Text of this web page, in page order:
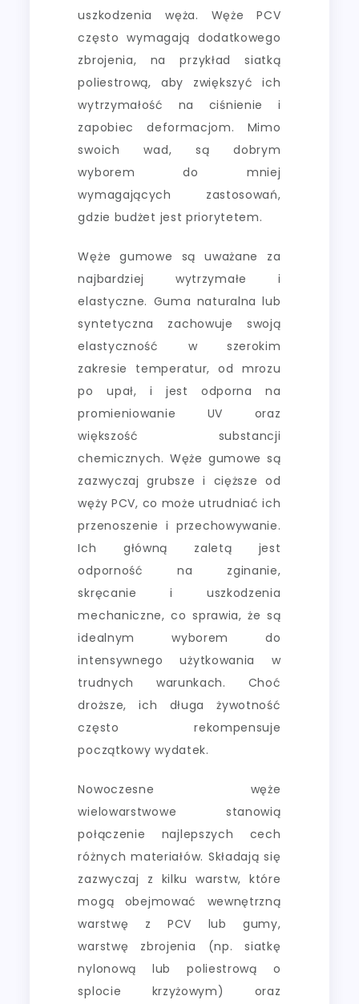
uszkodzenia węża. Węże PCV
często wymagają dodatkowego
zbrojenia, na przykład siatką
poliestrową, aby zwiększyć ich
wytrzymałość na ciśnienie i
zapobiec deformacjom. Mimo
swoich wad, są dobrym
wyborem do mniej
wymagających zastosowań,
gdzie budżet jest priorytetem.
Węże gumowe są uważane za
najbardziej wytrzymałe i
elastyczne. Guma naturalna lub
syntetyczna zachowuje swoją
elastyczność w szerokim
zakresie temperatur, od mrozu
po upał, i jest odporna na
promieniowanie UV oraz
większość substancji
chemicznych. Węże gumowe są
zazwyczaj grubsze i cięższe od
węży PCV, co może utrudniać ich
przenoszenie i przechowywanie.
Ich główną zaletą jest
odporność na zginanie,
skręcanie i uszkodzenia
mechaniczne, co sprawia, że są
idealnym wyborem do
intensywnego użytkowania w
trudnych warunkach. Choć
droższe, ich długa żywotność
często rekompensuje
początkowy wydatek.
Nowoczesne węże
wielowarstwowe stanowią
połączenie najlepszych cech
różnych materiałów. Składają się
zazwyczaj z kilku warstw, które
mogą obejmować wewnętrzną
warstwę z PCV lub gumy,
warstwę zbrojenia (np. siatkę
nylonową lub poliestrową o
splocie krzyżowym) oraz